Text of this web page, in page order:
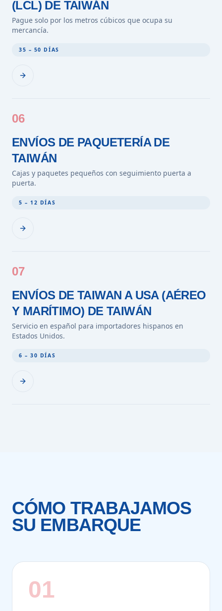
(LCL) DE TAIWÁN
Pague solo por los metros cúbicos que ocupa su
mercancía.
35 – 50 DÍAS
06
ENVÍOS DE PAQUETERÍA DE
TAIWÁN
Cajas y paquetes pequeños con seguimiento puerta a
puerta.
5 – 12 DÍAS
07
ENVÍOS DE TAIWAN A USA (AÉREO
Y MARÍTIMO) DE TAIWÁN
Servicio en español para importadores hispanos en
Estados Unidos.
6 – 30 DÍAS
CÓMO TRABAJAMOS
SU EMBARQUE
01